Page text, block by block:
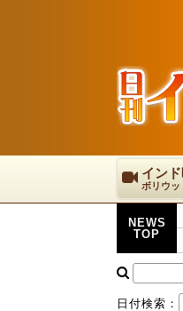
イン
ボリウッ
NEWS
TOP
日付検索：